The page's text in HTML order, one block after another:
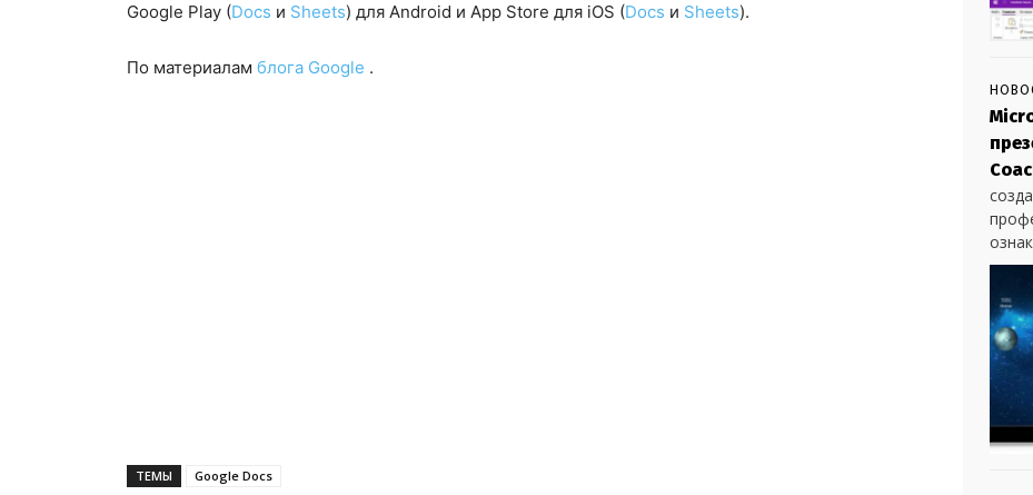
Google Play (Docs и Sheets) для Android и App Store для iOS (Docs и Sheets).
По материалам блога Google .
ТЕМЫ Google Docs